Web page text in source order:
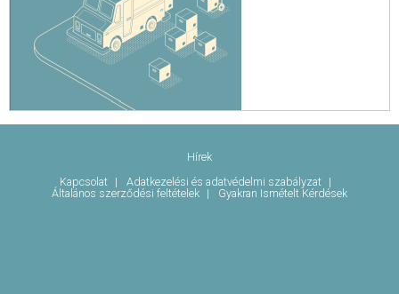
Hírek
Kapcsolat
Adatkezelési és adatvédelmi szabályzat
Általános szerződési feltételek
Gyakran Ismételt Kérdések